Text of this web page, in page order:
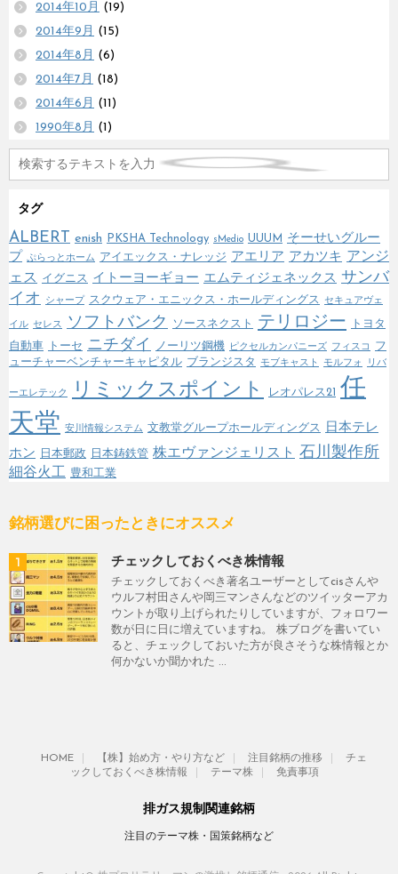
2014年10月 (19)
2014年9月 (15)
2014年8月 (6)
2014年7月 (18)
2014年6月 (11)
1990年8月 (1)
タグ
ALBERT enish PKSHA Technology sMedio UUUM
そーせいグルー
プ
ぷらっとホーム アイエックス・ナレッジ アエリア アカツキ アンジ
ェス
イグニス イトーヨーギョー エムティジェネックス サンバ
イオ
シャープ スクウェア・エニックス・ホールディングス セキュアヴェ
イル セレス ソフトバンク ソースネクスト テリロジー
トヨタ
自動車
トーセ ニチダイ ノーリツ鋼機 ピクセルカンパニーズ フィスコ
フ
ューチャーベンチャーキャピタル ブランジスタ モブキャスト モルフォ リバ
ーエレテック リミックスポイント レオパレス21
任
天堂 安川情報システム 文教堂グループホールディングス
日本テレ
ホン
日本郵政 日本鋳鉄管 株エヴァンジェリスト 石川製作所
細谷火工 豊和工業
銘柄選びに困ったときにオススメ
1 チェックしておくべき株情報
チェックしておくべき著名ユーザーとしてcisさんや
ウルフ村田さんや岡三マンさんなどのツイッターアカ
ウントが取り上げられたりしていますが、フォロワー
数が日に日に増えていますね。 株ブログを書いてい
ると、チェックしておいた方が良さそうな株情報とか
何かないか聞かれた ...
HOME 【株】始め方・やり方など 注目銘柄の推移
チェ
ックしておくべき株情報
テーマ株 免責事項
排ガス規制関連銘柄
注目のテーマ株・国策銘柄など